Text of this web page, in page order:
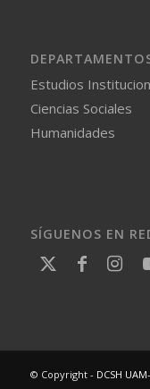
Estudios
Ciencias Sociales
Humanidades
SÍGUENOS EN
© Copyright - DCSH